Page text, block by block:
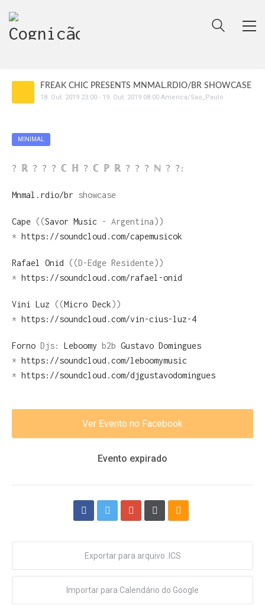
FREAK CHIC PRESENTS MNMAL.RDIO/BR SHOWCASE
18. Out. 2019 23:00 - 19. Out. 2019 08:00 America/Sao_Paulo
MINIMAL
? ℝ ? ? ? ℂ ℍ ? ℂ ℙ ℝ ? ? ? ℕ ? ?:
Mnmal.rdio/br showcase
Cape ((Savor Music - Argentina))
* https://soundcloud.com/capemusicok
Rafael Onid ((D-Edge Residente))
* https://soundcloud.com/rafael-onid
Vini Luz ((Micro Deck))
* https://soundcloud.com/vin-cius-luz-4
Forno Djs: Leboomy b2b Gustavo Domingues
* https://soundcloud.com/leboomymusic
* https://soundcloud.com/djgustavodomingues
Ver Evento no Facebook
Evento expirado
Exportar para arquivo .ICS
Importar para Calendário do Google